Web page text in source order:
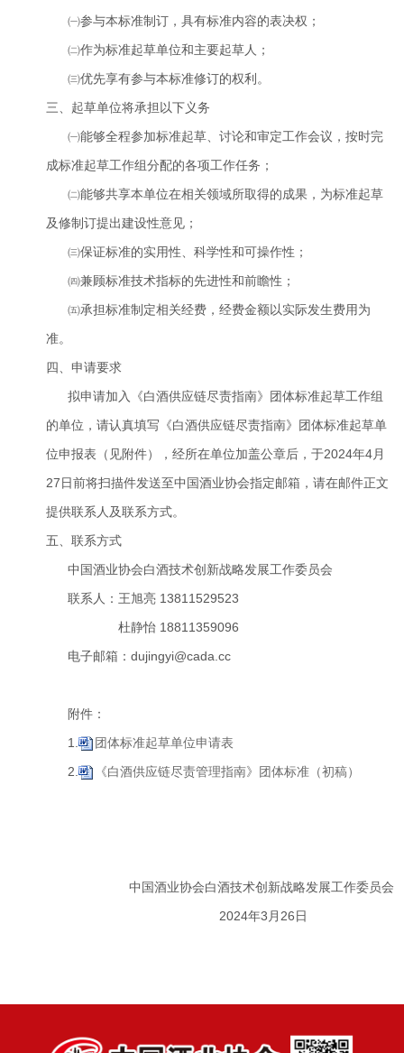
㈠参与本标准制订，具有标准内容的表决权；
㈡作为标准起草单位和主要起草人；
㈢优先享有参与本标准修订的权利。
三、起草单位将承担以下义务
㈠能够全程参加标准起草、讨论和审定工作会议，按时完
成标准起草工作组分配的各项工作任务；
㈡能够共享本单位在相关领域所取得的成果，为标准起草
及修制订提出建设性意见；
㈢保证标准的实用性、科学性和可操作性；
㈣兼顾标准技术指标的先进性和前瞻性；
㈤承担标准制定相关经费，经费金额以实际发生费用为
准。
四、申请要求
拟申请加入《白酒供应链尽责指南》团体标准起草工作组
的单位，请认真填写《白酒供应链尽责指南》团体标准起草单
位申报表（见附件），经所在单位加盖公章后，于2024年4月
27日前将扫描件发送至中国酒业协会指定邮箱，请在邮件正文
提供联系人及联系方式。
五、联系方式
中国酒业协会白酒技术创新战略发展工作委员会
联系人：王旭亮 13811529523
杜静怡 18811359096
电子邮箱：dujingyi@cada.cc
附件：
1.
团体标准起草单位申请表
2.
《白酒供应链尽责管理指南》团体标准（初稿）
中国酒业协会白酒技术创新战略发展工作委员会
2024年3月26日